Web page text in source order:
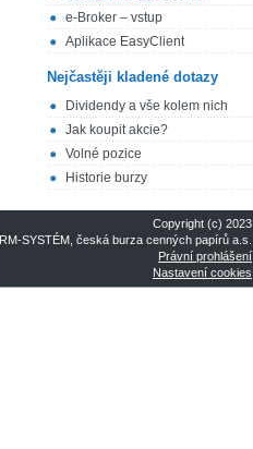
e-Broker – vstup
Aplikace EasyClient
Nejčastěji kladené dotazy
Dividendy a vše kolem nich
Jak koupit akcie?
Volné pozice
Historie burzy
Copyright (c) 2023
RM-SYSTÉM, česká burza cenných papírů a.s.
Právní prohlášení
Nastavení cookies